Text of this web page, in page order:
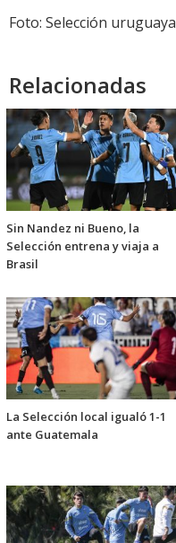
Foto: Selección uruguaya
Relacionadas
Sin Nandez ni Bueno, la
Selección entrena y viaja a
Brasil
La Selección local igualó 1-1
ante Guatemala